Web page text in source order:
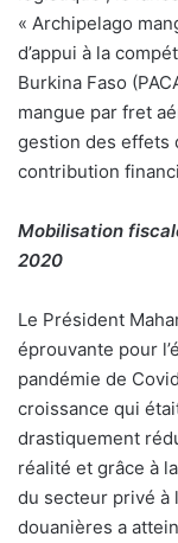
« Archipelago
d’appui à la
Burkina Faso
mangue par fret
gestion des effets
contribution
Mobilisation
2020
Le Président
éprouvante pour
pandémie de
croissance qui
drastiquement
réalité et grâce à
du secteur privé à
douanières a